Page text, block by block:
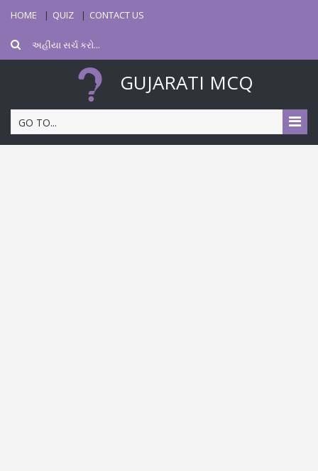
HOME QUIZ CONTACT US
GUJARATI MCQ
GO TO...